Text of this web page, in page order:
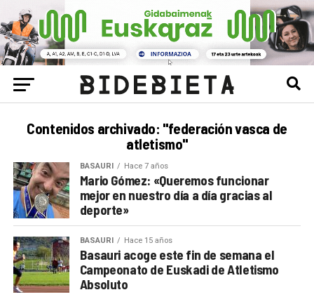
Contenidos archivado: "federación vasca de
atletismo"
BASAURI Hace 7 años
Mario Gómez: «Queremos funcionar
mejor en nuestro día a día gracias al
deporte»
BASAURI Hace 15 años
Basauri acoge este fin de semana el
Campeonato de Euskadi de Atletismo
Absoluto